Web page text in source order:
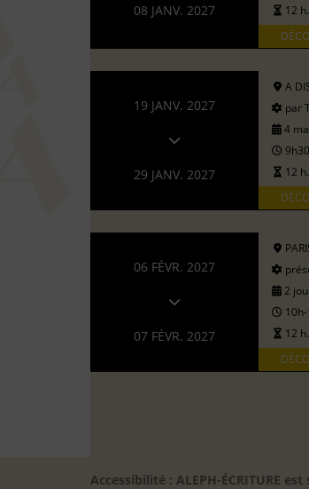
08 JANV. 2027
12 h.
19 JANV. 2027
29 JANV. 2027
A
par
4
12 h.
06 FÉVR. 2027
07 FÉVR. 2027
2
12 h.
Accessibilité : ALEPH-ÉCRITURE